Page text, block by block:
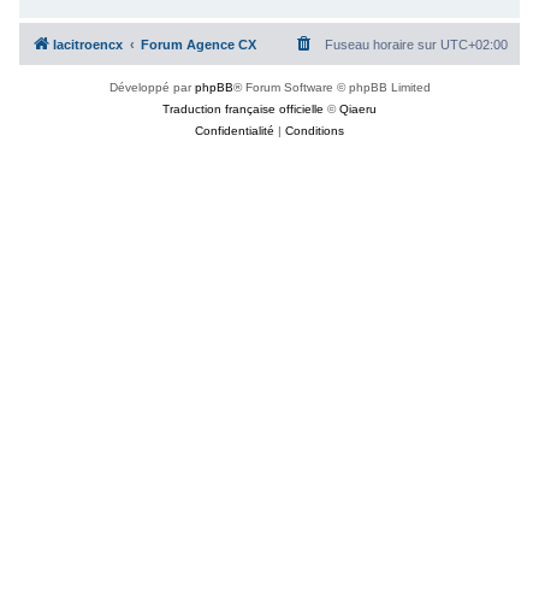
lacitroencx Forum Agence CX Fuseau horaire sur UTC+02:00
Développé parphpBB® Forum Software © phpBB Limited
Traduction française officielle ©Qiaeru
Confidentialité | Conditions